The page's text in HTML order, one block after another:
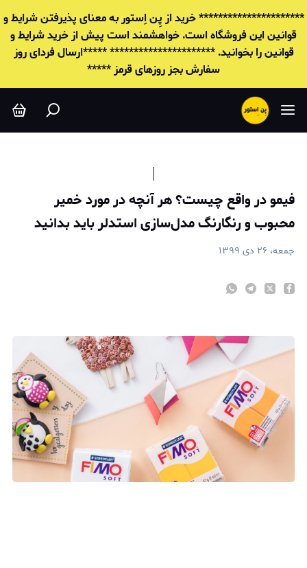
********************** خرید از پِن اِستور به معنای پذیرفتن شرایط و
قوانين این فروشگاه است. خواهشمند است پیش از خرید شرایط و
قوانين را بخوانید. ********************** *****ارسال فردای روز
سفارش بجز روزهای قرمز *****
فیمو در واقع چیست؟ هر آنچه در مورد خمیر
محبوب و رنگارنگ مدل‌سازی استدلر باید بدانید
جمعه، ۲۶ دی ۱۳۹۹